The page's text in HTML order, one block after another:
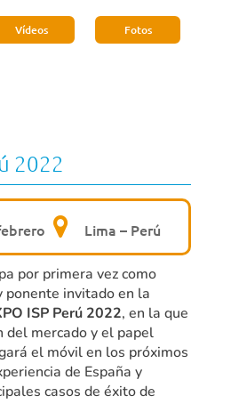
Vídeos Fotos
2022
Lima – Perú
por primera vez como
ponente invitado en la
ISP Perú 2022, en la que
del mercado y el papel
el móvil en los próximos
de España y
casos de éxito de